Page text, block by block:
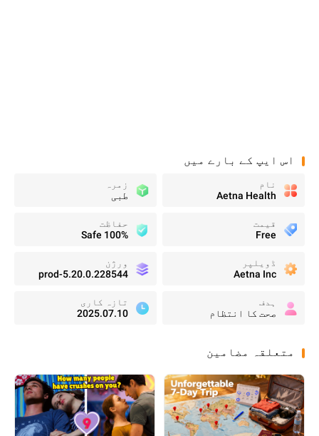
اس ایپ کے بارے میں
نام
Aetna Health
زمرہ
طبی
قیمت
Free
حفاظت
100% Safe
ڈویلپر
Aetna Inc
ورژن
5.20.0.228544-prod
ہدف
صحت کا انتظام
تازہ کاری
2025.07.10
متعلقہ مضامین